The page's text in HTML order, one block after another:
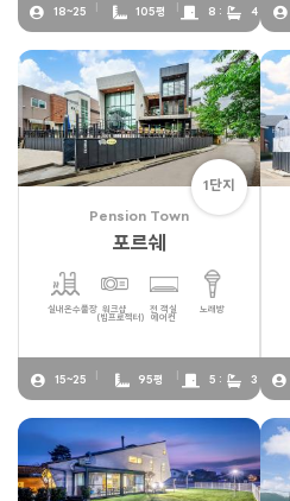
18~25 105평 8 : 4
1단지
Pension Town
포르쉐
실내온수풀장 워크샵
(빔프로젝터)
전 객실
에어컨
노래방
15~25 95평 5 : 3